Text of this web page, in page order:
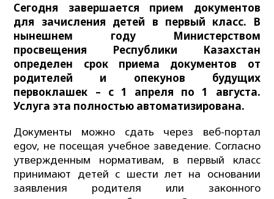
Сегодня завершается прием документов
для зачисления детей в первый класс. В
нынешнем году Министерством
просвещения Республики Казахстан
определен срок приема документов от
родителей и опекунов будущих
первоклашек – с 1 апреля по 1 августа.
Услуга эта полностью автоматизирована.
Документы можно сдать через веб-портал
egov, не посещая учебное заведение. Согласно
утвержденным нормативам, в первый класс
принимают детей с шести лет на основании
заявления родителя или законного